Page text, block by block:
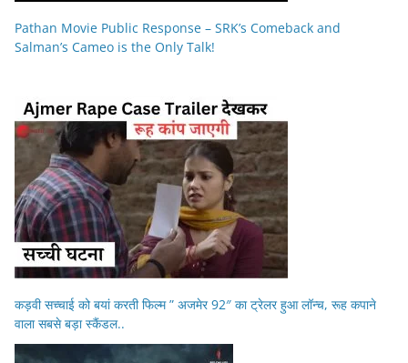
Pathan Movie Public Response – SRK’s Comeback and
Salman’s Cameo is the Only Talk!
कड़वी सच्चाई को बयां करती फिल्म ” अजमेर 92″ का ट्रेलर हुआ लॉन्च, रूह कपाने
वाला सबसे बड़ा स्कैंडल..